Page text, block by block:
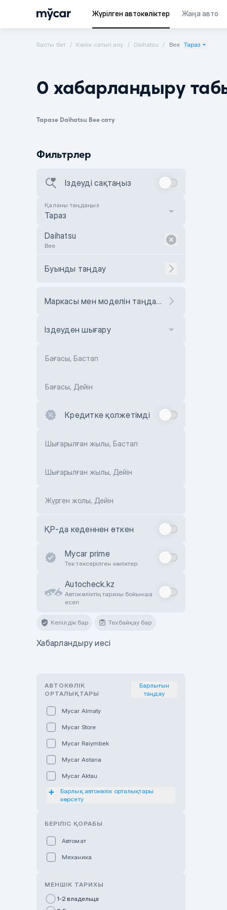
Жүрілген автокөліктер Жаңа авто
Басты бет Көлік сатып алу Daihatsu Bee Тараз
0 хабарландыру
Таразе Daihatsu Bee сату
Фильтрлер
Іздеуді сақтаңыз
Қаланы таңдаңыз
Тараз
Daihatsu
Bee
Буынды таңдау
Маркасы мен моделін таңдаңыз
Іздеуден шығару
Бағасы, Бастап
Бағасы, Дейін
Кредитке қолжетімді
Шығарылған жылы, Бастап
Шығарылған жылы, Дейін
Жүрген жолы, Дейін
ҚР-да кеденнен өткен
Mycar prime
Тек тексерілген көліктер
Autocheck.kz
Автокөліктің тарихы бойынша
есеп
Кепілдік бар Техбайқау бар
Хабарландыру иесі
АВТОКӨЛІК
ОРТАЛЫҚТАРЫ
Барлығын
таңдау
Mycar Almaty
Mycar Store
Mycar Raiymbek
Mycar Astana
Mycar Aktau
Mycar Uralsk
Haval & Tank Pavlodar
Bavaria Almaty
Mycar Shymkent
Барлық автокөлік орталықтары
көрсету
БЕРІЛІС ҚОРАБЫ
Автомат
Механика
МЕНШІК ТАРИХЫ
1-2 владельца